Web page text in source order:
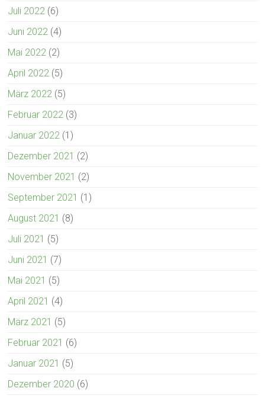
Juli 2022 (6)
Juni 2022 (4)
Mai 2022 (2)
April 2022 (5)
März 2022 (5)
Februar 2022 (3)
Januar 2022 (1)
Dezember 2021 (2)
November 2021 (2)
September 2021 (1)
August 2021 (8)
Juli 2021 (5)
Juni 2021 (7)
Mai 2021 (5)
April 2021 (4)
März 2021 (5)
Februar 2021 (6)
Januar 2021 (5)
Dezember 2020 (6)